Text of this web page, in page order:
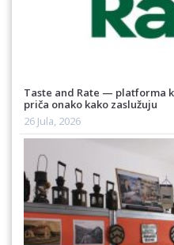
Taste and Rate — platforma
priča onako kako zaslužuju
26 Jula, 2026